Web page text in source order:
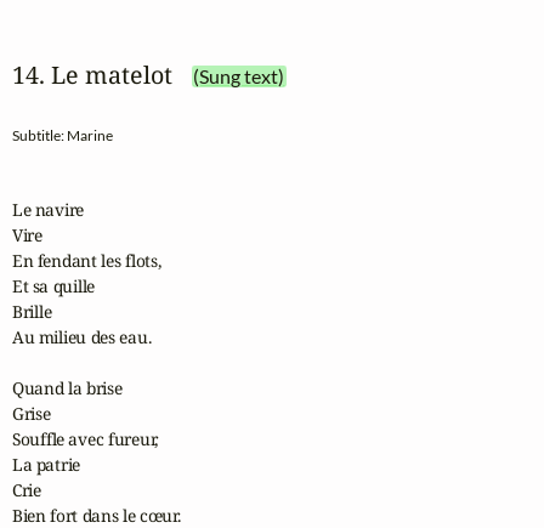
14. Le matelot (Sung text)
Subtitle: Marine
Le navire
Vire
En fendant les flots,
Et sa quille
Brille
Au milieu des eau.
Quand la brise
Grise
Souffle avec fureur,
La patrie
Crie
Bien fort dans le cœur.